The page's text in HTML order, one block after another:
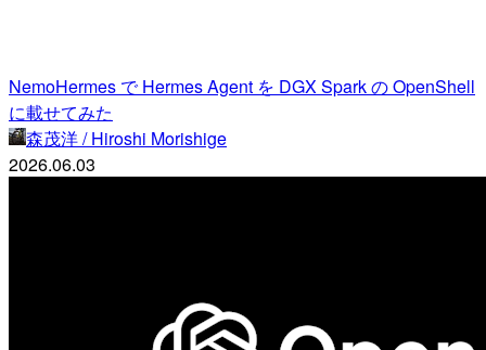
NemoHermes で Hermes Agent を DGX Spark の OpenShell
に載せてみた
森茂洋 / Hiroshi Morishige
2026.06.03